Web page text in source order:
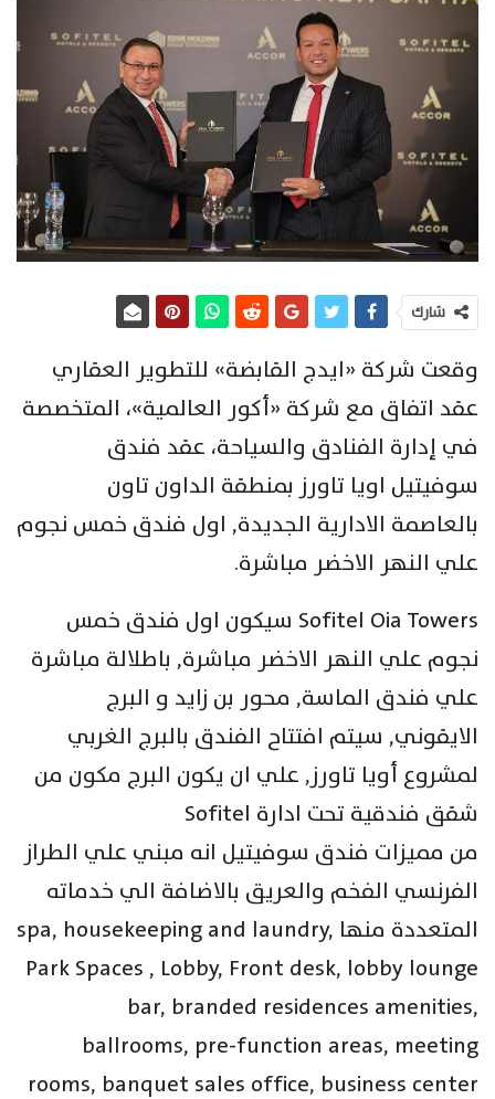
شارك
وقعت شركة «ايدج القابضة» للتطوير العقاري
عقد اتفاق مع شركة «أكور العالمية»، المتخصصة
في إدارة الفنادق والسياحة، عقد فندق
سوفيتيل اويا تاورز بمنطقة الداون تاون
بالعاصمة الادارية الجديدة, اول فندق خمس نجوم
علي النهر الاخضر مباشرة.
Sofitel Oia Towers سيكون اول فندق خمس
نجوم علي النهر الاخضر مباشرة, باطلالة مباشرة
علي فندق الماسة, محور بن زايد و البرج
الايقوني, سيتم افتتاح الفندق بالبرج الغربي
لمشروع أويا تاورز, علي ان يكون البرج مكون من
شقق فندقية تحت ادارة Sofitel
من مميزات فندق سوفيتيل انه مبني علي الطراز
الفرنسي الفخم والعريق بالاضافة الي خدماته
المتعددة منها spa, housekeeping and laundry,
Park Spaces , Lobby, Front desk, lobby lounge
bar, branded residences amenities,
ballrooms, pre-function areas, meeting
rooms, banquet sales office, business center